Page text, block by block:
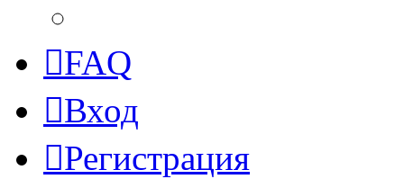
FAQ
Вход
Регистрация